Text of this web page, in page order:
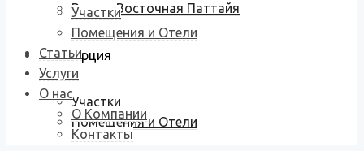
Виллы Восточная Паттайя
Коммерция
Участки
Помещения и Отели
Участки
Помещения и Отели
Статьи
Услуги
О нас
О Компании
Контакты